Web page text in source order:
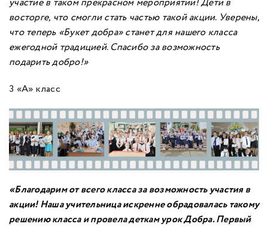
восторге, что смогли стать частью такой акции. Уверены,
что теперь «Букет добра» станет для нашего класса
ежегодной традицией. Спасибо за возможность
подарить добро!»
3 «А» класс
«Благодарим от всего класса за возможность участия в
акции! Наша учительница искренне обрадовалась такому
решению класса и провела деткам урок Добра. Первый